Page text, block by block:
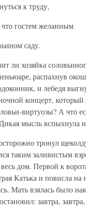
к труду,
что гостем желанным
саду.
ли хозяйка
распахнув
и лебедя
концерт, который
виртуозы? А что
Дикая мысль вспыхнула
тронул
таким заливистым
дом. Первой к
Катька и повисла
Мать взялась было
завтра,